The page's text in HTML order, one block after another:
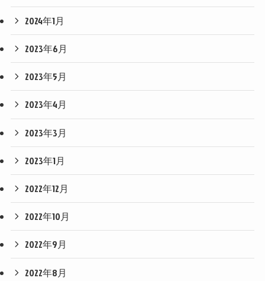
2024年1月
2023年6月
2023年5月
2023年4月
2023年3月
2023年1月
2022年12月
2022年10月
2022年9月
2022年8月